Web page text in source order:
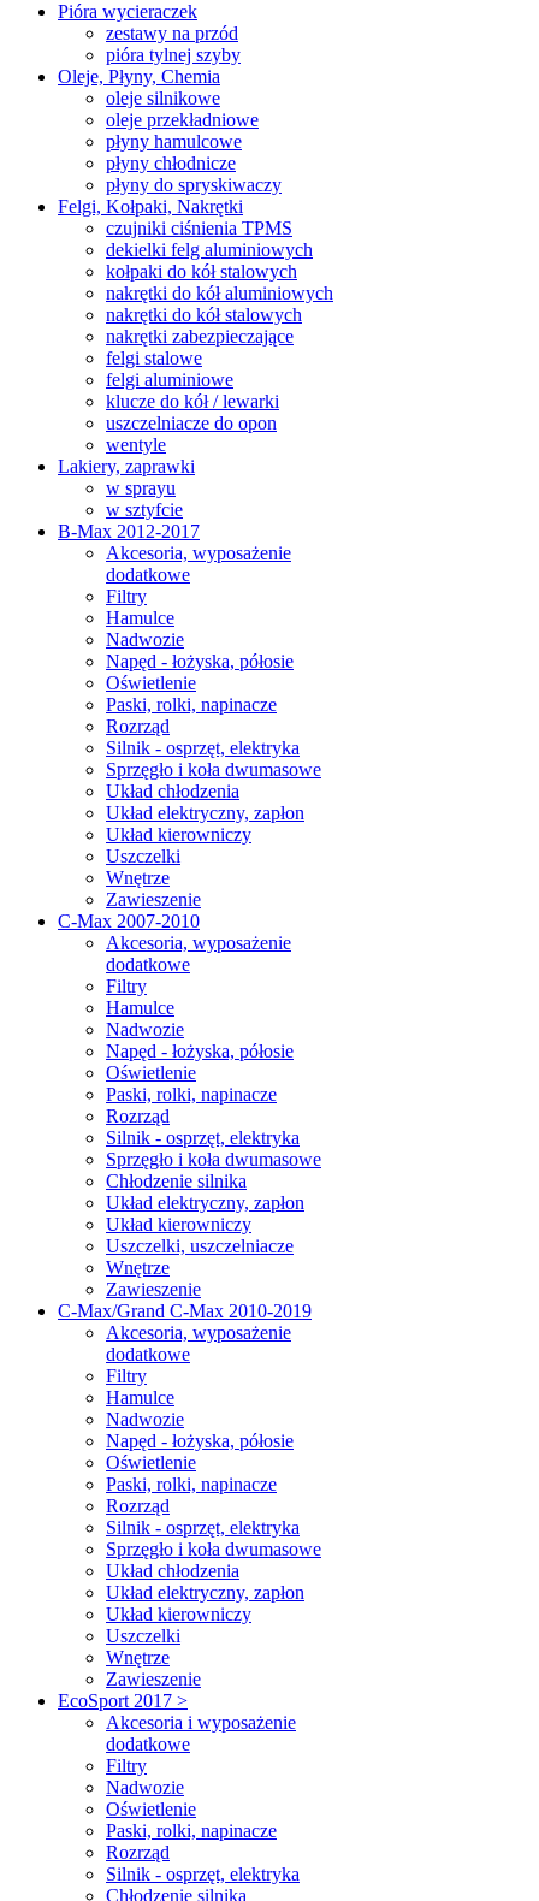
Pióra wycieraczek
zestawy na przód
pióra tylnej szyby
Oleje, Płyny, Chemia
oleje silnikowe
oleje przekładniowe
płyny hamulcowe
płyny chłodnicze
płyny do spryskiwaczy
Felgi, Kołpaki, Nakrętki
czujniki ciśnienia TPMS
dekielki felg aluminiowych
kołpaki do kół stalowych
nakrętki do kół aluminiowych
nakrętki do kół stalowych
nakrętki zabezpieczające
felgi stalowe
felgi aluminiowe
klucze do kół / lewarki
uszczelniacze do opon
wentyle
Lakiery, zaprawki
w sprayu
w sztyfcie
B-Max 2012-2017
Akcesoria, wyposażenie
dodatkowe
Filtry
Hamulce
Nadwozie
Napęd - łożyska, półosie
Oświetlenie
Paski, rolki, napinacze
Rozrząd
Silnik - osprzęt, elektryka
Sprzęgło i koła dwumasowe
Układ chłodzenia
Układ elektryczny, zapłon
Układ kierowniczy
Uszczelki
Wnętrze
Zawieszenie
C-Max 2007-2010
Akcesoria, wyposażenie
dodatkowe
Filtry
Hamulce
Nadwozie
Napęd - łożyska, półosie
Oświetlenie
Paski, rolki, napinacze
Rozrząd
Silnik - osprzęt, elektryka
Sprzęgło i koła dwumasowe
Chłodzenie silnika
Układ elektryczny, zapłon
Układ kierowniczy
Uszczelki, uszczelniacze
Wnętrze
Zawieszenie
C-Max/Grand C-Max 2010-2019
Akcesoria, wyposażenie
dodatkowe
Filtry
Hamulce
Nadwozie
Napęd - łożyska, półosie
Oświetlenie
Paski, rolki, napinacze
Rozrząd
Silnik - osprzęt, elektryka
Sprzęgło i koła dwumasowe
Układ chłodzenia
Układ elektryczny, zapłon
Układ kierowniczy
Uszczelki
Wnętrze
Zawieszenie
EcoSport 2017 >
Akcesoria i wyposażenie
dodatkowe
Filtry
Nadwozie
Oświetlenie
Paski, rolki, napinacze
Rozrząd
Silnik - osprzęt, elektryka
Chłodzenie silnika